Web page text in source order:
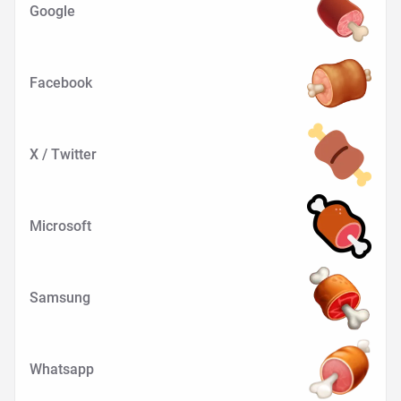
Google
Facebook
X / Twitter
Microsoft
Samsung
Whatsapp